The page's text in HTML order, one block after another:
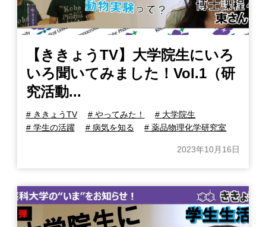
【ききょうTV】大学院生にいろ
いろ聞いてみました！Vol.1（研
究活動...
# ききょうTV # やってみた！
# 大学院生
# 学生の活躍
# 病気を知る # 薬品物理化学研究室
2023年10月16日